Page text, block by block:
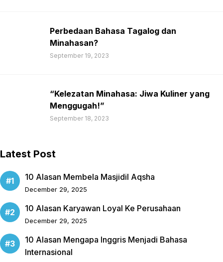
Perbedaan Bahasa Tagalog dan
Minahasan?
September 19, 2023
“Kelezatan Minahasa: Jiwa Kuliner yang
Menggugah!”
September 18, 2023
Latest Post
10 Alasan Membela Masjidil Aqsha
December 29, 2025
10 Alasan Karyawan Loyal Ke Perusahaan
December 29, 2025
10 Alasan Mengapa Inggris Menjadi Bahasa
Internasional